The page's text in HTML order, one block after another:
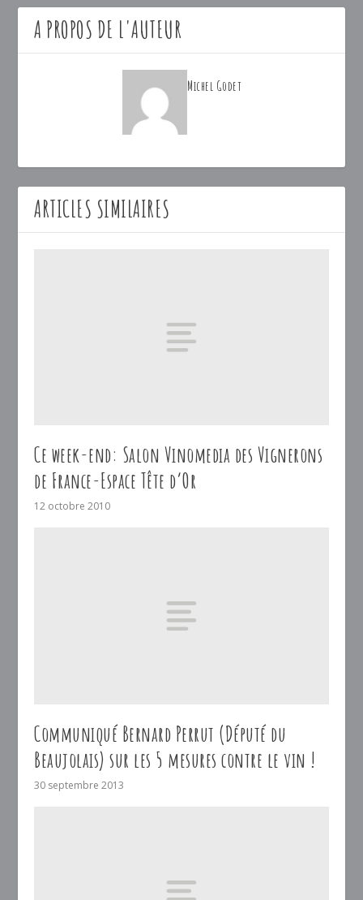
A PROPOS DE L'AUTEUR
Michel Godet
ARTICLES SIMILAIRES
Ce week-end: Salon Vinomedia des Vignerons
de France-Espace Tête d’Or
12 octobre 2010
Communiqué Bernard Perrut (Député du
Beaujolais) sur les 5 mesures contre le vin !
30 septembre 2013